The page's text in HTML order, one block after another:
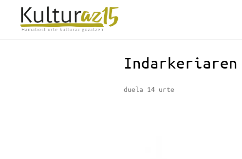
Indarkeriaren
duela 14 urte